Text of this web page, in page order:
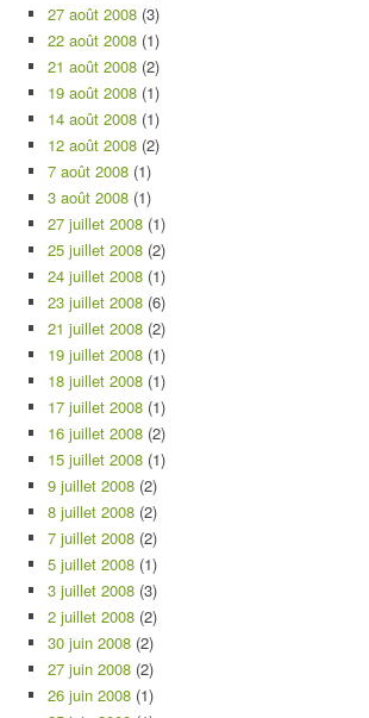
27 août 2008 (3)
22 août 2008 (1)
21 août 2008 (2)
19 août 2008 (1)
14 août 2008 (1)
12 août 2008 (2)
7 août 2008 (1)
3 août 2008 (1)
27 juillet 2008 (1)
25 juillet 2008 (2)
24 juillet 2008 (1)
23 juillet 2008 (6)
21 juillet 2008 (2)
19 juillet 2008 (1)
18 juillet 2008 (1)
17 juillet 2008 (1)
16 juillet 2008 (2)
15 juillet 2008 (1)
9 juillet 2008 (2)
8 juillet 2008 (2)
7 juillet 2008 (2)
5 juillet 2008 (1)
3 juillet 2008 (3)
2 juillet 2008 (2)
30 juin 2008 (2)
27 juin 2008 (2)
26 juin 2008 (1)